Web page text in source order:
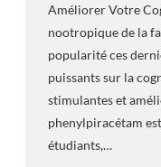
Améliorer Votre
nootropique de la
popularité ces
puissants sur la
stimulantes et
phenylpiracétam
étudiants,…